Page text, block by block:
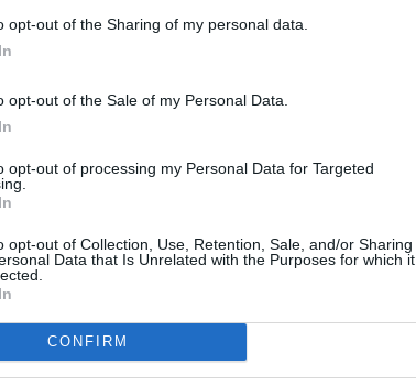
opt-out of the Sharing of my personal data.
opt-out of the Sale of my Personal Data.
opt-out of processing my Personal Data for Targeted
opt-out of Collection, Use, Retention, Sale, and/or Sharing
Data that Is Unrelated with the Purposes for which it
CONFIRM